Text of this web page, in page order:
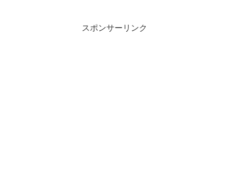
スポンサーリンク